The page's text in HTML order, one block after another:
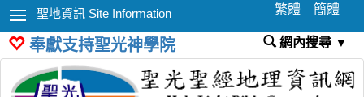
聖地資訊 Site Information 繁體 簡體
奉獻支持聖光神學院 網內搜尋 ▼